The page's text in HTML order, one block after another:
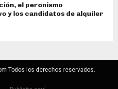
el peronismo
y los candidatos de alquiler
Todos los derechos reservados.